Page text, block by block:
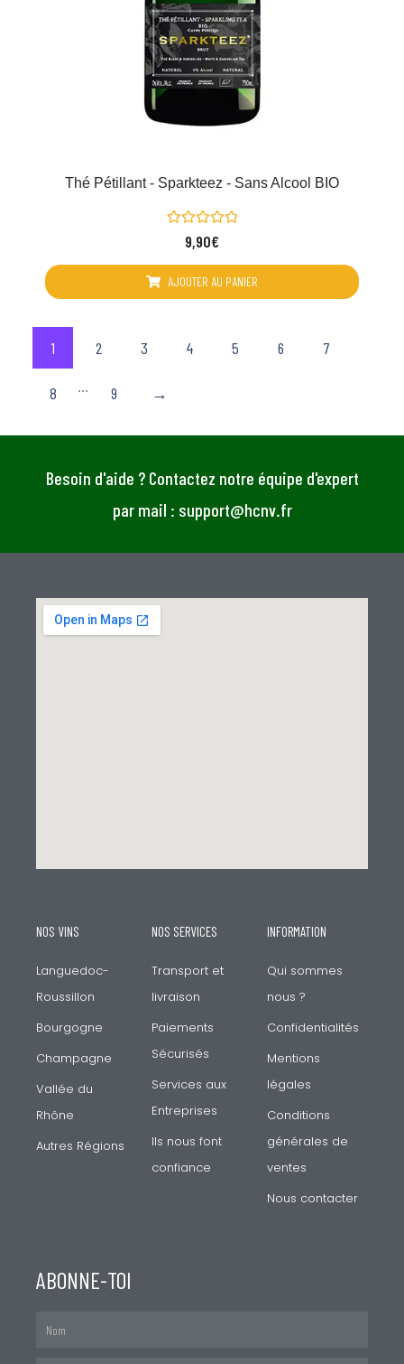
Thé Pétillant - Sparkteez - Sans Alcool BIO
Note9,90€
AJOUTER AU PANIER
1 2 3 4 5 6 7
8 ... 9 →
Besoin d'aide ? Contactez notre équipe d'expert
par mail : support@hcnv.fr
NOS VINS
Languedoc-
Roussillon
Bourgogne
Champagne
Vallée du
Rhône
Autres Régions
NOS SERVICES
Transport et
livraison
Paiements
Sécurisés
Services aux
Entreprises
Ils nous font
confiance
INFORMATION
Qui sommes
nous ?
Confidentialités
Mentions
légales
Conditions
générales de
ventes
Nous contacter
ABONNE-TOI
Nom